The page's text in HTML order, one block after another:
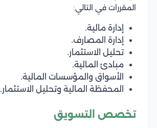
المقررات في التالي:
إدارة مالية.
إدارة المصارف.
تحليل الاستثمار.
مبادئ المالية.
الأسواق والمؤسسات المالية.
المحفظة المالية وتحليل الاستثمار.
تخصص التسويق